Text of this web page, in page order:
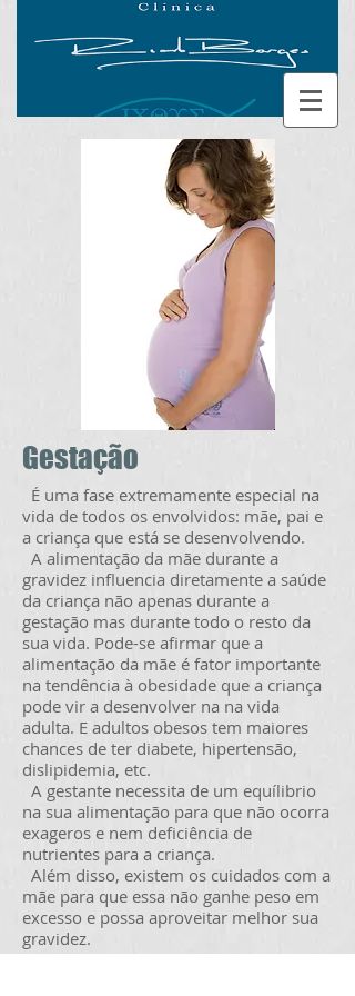
Gestação
É uma fase extremamente especial na
vida de todos os envolvidos: mãe, pai e
a criança que está se desenvolvendo.
A alimentação da mãe durante a
gravidez influencia diretamente a saúde
da criança não apenas durante a
gestação mas durante todo o resto da
sua vida. Pode-se afirmar que a
alimentação da mãe é fator importante
na tendência à obesidade que a criança
pode vir a desenvolver na na vida
adulta. E adultos obesos tem maiores
chances de ter diabete, hipertensão,
dislipidemia, etc.
A gestante necessita de um equílibrio
na sua alimentação para que não ocorra
exageros e nem deficiência de
nutrientes para a criança.
Além disso, existem os cuidados com a
mãe para que essa não ganhe peso em
excesso e possa aproveitar melhor sua
gravidez.